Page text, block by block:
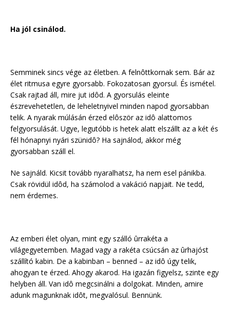
Ha jól csinálod.
Semminek sincs vége az életben. A felnôttkornak sem. Bár az
élet ritmusa egyre gyorsabb. Fokozatosan gyorsul. És ismétel.
Csak rajtad áll, mire jut idôd. A gyorsulás eleinte
észrevehetetlen, de leheletnyivel minden napod gyorsabban
telik. A nyarak múlásán érzed elôször az idô alattomos
felgyorsulását. Ugye, legutóbb is hetek alatt elszállt az a két és
fél hónapnyi nyári szünidô? Ha sajnálod, akkor még
gyorsabban száll el.
Ne sajnáld. Kicsit tovább nyaralhatsz, ha nem esel pánikba.
Csak rövidül idôd, ha számolod a vakáció napjait. Ne tedd,
nem érdemes.
Az emberi élet olyan, mint egy szálló ûrrakéta a
világegyetemben. Magad vagy a rakéta csúcsán az ûrhajóst
szállító kabin. De a kabinban – benned – az idô úgy telik,
ahogyan te érzed. Ahogy akarod. Ha igazán figyelsz, szinte egy
helyben áll. Van idô megcsinálni a dolgokat. Minden, amire
adunk magunknak idôt, megvalósul. Bennünk.